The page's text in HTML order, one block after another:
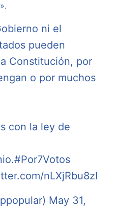
ni el
pueden
Constitución, por
o por muchos
con la ley de
#Por7Votos
nLXjRbu8zI
May 31,